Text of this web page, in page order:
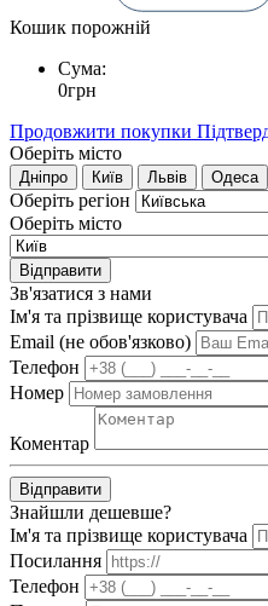
Кошик порожній
Сума:
0грн
Продовжити покупки
Оберіть місто
Дніпро Київ Львів Одеса
Оберіть регіон
Оберіть місто
Відправити
Зв'язатися з нами
Ім'я та прізвище користувача
Email (не обов'язково)
Телефон
Номер
Коментар
Відправити
Знайшли дешевше?
Ім'я та прізвище користувача
Посилання
Телефон